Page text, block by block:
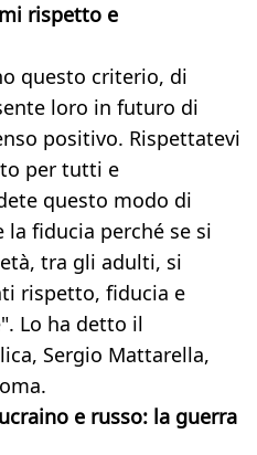
rispetto e
questo criterio, di
loro in futuro di
positivo. Rispettatevi
per tutti e
questo modo di
fiducia perché se si
tra gli adulti, si
rispetto, fiducia e
Lo ha detto il
Sergio Mattarella,
e russo: la guerra